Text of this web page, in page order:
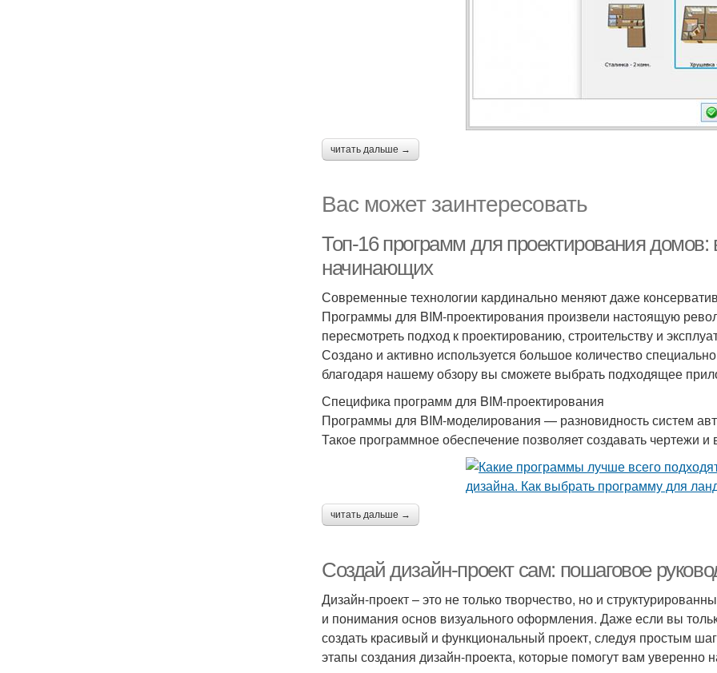
читать дальше →
Вас может заинтересовать
Топ-16 программ для проектирования
начинающих
Современные технологии кардинально меняют даже
Программы для BIM-проектирования произвели настоящую
пересмотреть подход к проектированию, строительству и
Создано и активно используется большое количество
благодаря нашему обзору вы сможете выбрать подходящее
Специфика программ для BIM-проектирования
Программы для BIM-моделирования — разновидность систем
Такое программное обеспечение позволяет создавать чертежи
читать дальше →
Создай дизайн-проект сам: пошаговое
Дизайн-проект – это не только творчество, но и
и понимания основ визуального оформления. Даже если вы
создать красивый и функциональный проект, следуя простым
этапы создания дизайн-проекта, которые помогут вам уверенно